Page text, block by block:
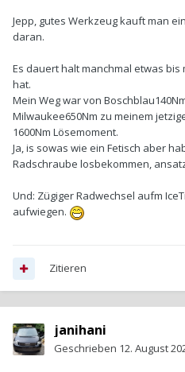
Jepp, gutes Werkzeug kauft man
daran.
Es dauert halt manchmal etwas
hat.
Mein Weg war von
Milwaukee650Nm zu meinem
1600Nm Lösemoment.
Ja, is sowas wie ein Fetisch aber
Radschraube losbekommen,
Und: Zügiger Radwechsel aufm
aufwiegen.
Zitieren
janihani
Geschrieben 12. August